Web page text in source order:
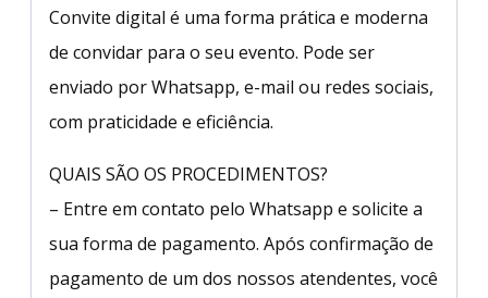
Convite digital é uma forma prática e moderna
de convidar para o seu evento. Pode ser
enviado por Whatsapp, e-mail ou redes sociais,
com praticidade e eficiência.
QUAIS SÃO OS PROCEDIMENTOS?
– Entre em contato pelo Whatsapp e solicite a
sua forma de pagamento. Após confirmação de
pagamento de um dos nossos atendentes, você